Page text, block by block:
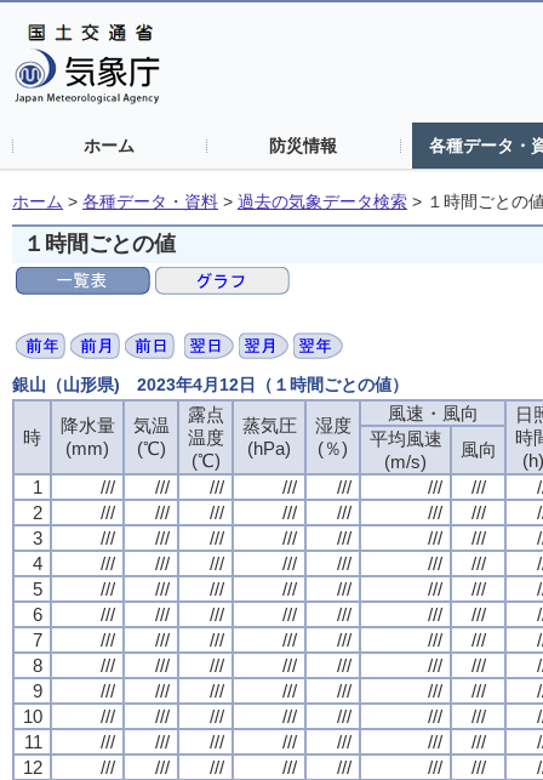
ホーム 防災情報 各種データ・
ホーム > 各種データ・資料 > 過去の気象データ検索 > １時間ごとの
１時間ごとの値
銀山（山形県) 2023年4月12日（１時間ごとの値）
時
降水量
(mm)
気温
(℃)
露点
温度
(℃)
蒸気圧
(hPa)
湿度
(％)
風速・風向
日
時
(h)
平均風速
(m/s)
風向
1
/// /// /// /// /// /// ///
2
/// /// /// /// /// /// ///
3
/// /// /// /// /// /// ///
4
/// /// /// /// /// /// ///
5
/// /// /// /// /// /// ///
6
/// /// /// /// /// /// ///
7
/// /// /// /// /// /// ///
8
/// /// /// /// /// /// ///
9
/// /// /// /// /// /// ///
10
/// /// /// /// /// /// ///
11
/// /// /// /// /// /// ///
12
/// /// /// /// /// /// ///